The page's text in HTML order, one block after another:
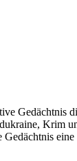
Gedächtnis
Krim